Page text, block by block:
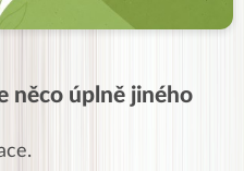
něco úplně jiného